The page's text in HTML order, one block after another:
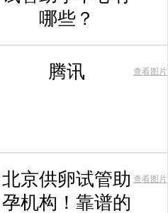
哪些？
腾讯 查看图片
北京供卵试管助
孕机构！靠谱的
查看图片